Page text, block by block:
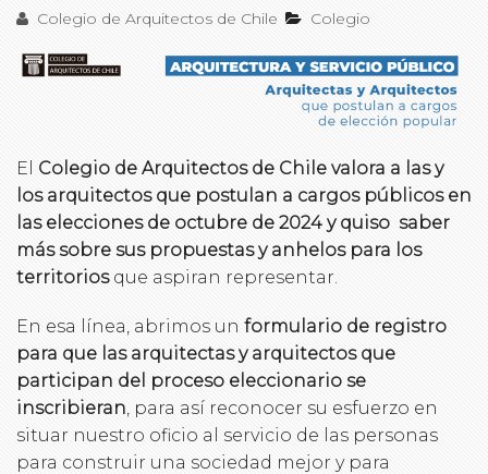
Colegio de Arquitectos de Chile Colegio
El Colegio de Arquitectos de Chile valora a las y
los arquitectos que postulan a cargos públicos en
las elecciones de octubre de 2024 y quiso saber
más sobre sus propuestas y anhelos para los
territoriosque aspiran representar.
En esa línea, abrimos un formulario de registro
para que las arquitectas y arquitectos que
participan del proceso eleccionario se
inscribieran , para así reconocer su esfuerzo en
situar nuestro oficio al servicio de las personas
para construir una sociedad mejor y para